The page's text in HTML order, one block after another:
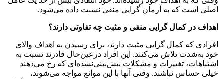
اصلی است که به آرمان گرایی منفی نسبت داده می‌شود.
اهداف در کمال گرایی منفی و مثبت چه تفاوتی دارند؟
افرادی که کمال گرایی مثبت دارند، برای رسیدن به اهداف والای
خود به‌شدت تلاش می‌کنند. این افراد درعین‌حال قادرند نسبت به
اشتباهات، تغییرات و مشکلات پیش‌بینی‌نشده‌ای که رخ می‌دهند
خیلی حساس نباشند. وقتی آنها با این موانع مواجه می‌شوند،